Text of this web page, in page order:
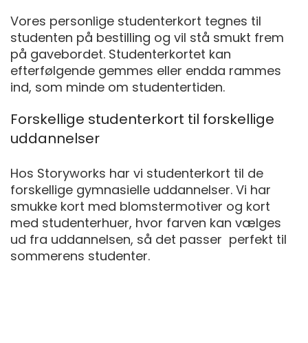
Vores personlige studenterkort tegnes til
studenten på bestilling og vil stå smukt frem
på gavebordet. Studenterkortet kan
efterfølgende gemmes eller endda rammes
ind, som minde om studentertiden.
Forskellige studenterkort til forskellige
uddannelser
Hos Storyworks har vi studenterkort til de
forskellige gymnasielle uddannelser. Vi har
smukke kort med blomstermotiver og kort
med studenterhuer, hvor farven kan vælges
ud fra uddannelsen, så det passer perfekt til
sommerens studenter.